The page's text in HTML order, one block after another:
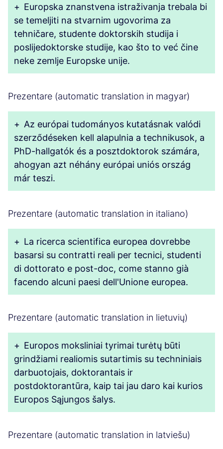
+ Europska znanstvena istraživanja trebala bi
se temeljiti na stvarnim ugovorima za
tehničare, studente doktorskih studija i
poslijedoktorske studije, kao što to već čine
neke zemlje Europske unije.
Prezentare (automatic translation in magyar)
+ Az európai tudományos kutatásnak valódi
szerződéseken kell alapulnia a technikusok, a
PhD-hallgatók és a posztdoktorok számára,
ahogyan azt néhány európai uniós ország
már teszi.
Prezentare (automatic translation in italiano)
+ La ricerca scientifica europea dovrebbe
basarsi su contratti reali per tecnici, studenti
di dottorato e post-doc, come stanno già
facendo alcuni paesi dell'Unione europea.
Prezentare (automatic translation in lietuvių)
+ Europos moksliniai tyrimai turėtų būti
grindžiami realiomis sutartimis su techniniais
darbuotojais, doktorantais ir
postdoktorantūra, kaip tai jau daro kai kurios
Europos Sąjungos šalys.
Prezentare (automatic translation in latviešu)